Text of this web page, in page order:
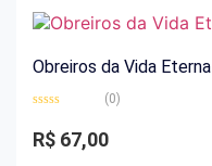
Obreiros da Vida Eterna
0
de
(0)
R$ 67,00